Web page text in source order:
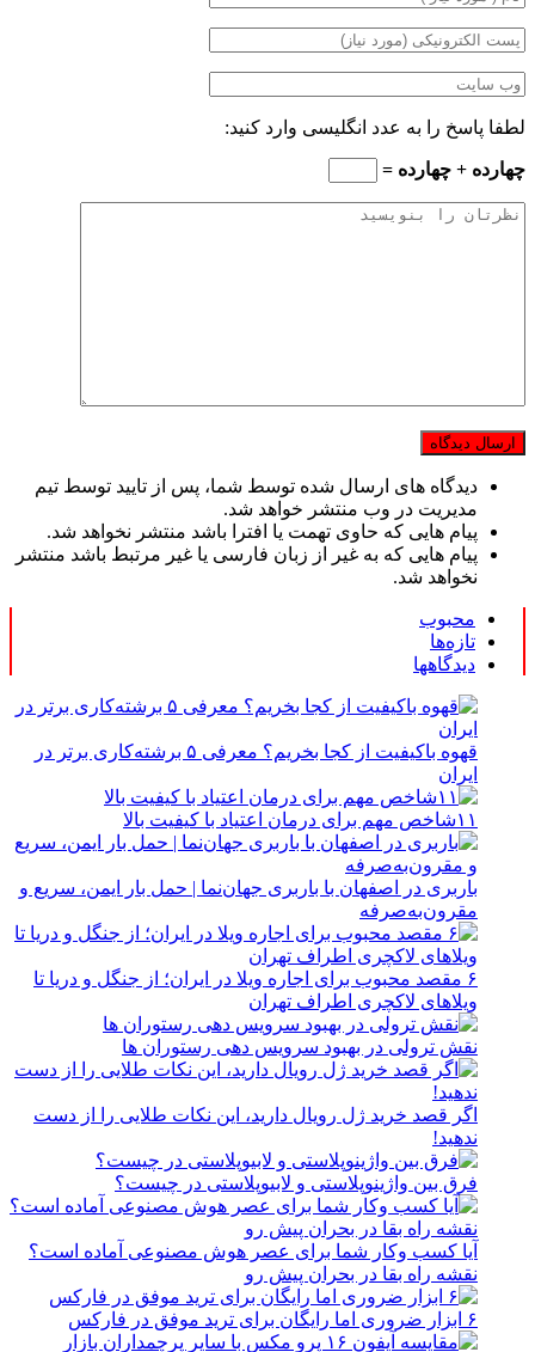
لطفا پاسخ را به عدد انگلیسی وارد کنید:
چهارده + چهارده =
دیدگاه های ارسال شده توسط شما، پس از تایید توسط تیم
مدیریت در وب منتشر خواهد شد.
پیام هایی که حاوی تهمت یا افترا باشد منتشر نخواهد شد.
پیام هایی که به غیر از زبان فارسی یا غیر مرتبط باشد منتشر
نخواهد شد.
محبوب
تازه‌ها
دیدگاهها
قهوه باکیفیت از کجا بخریم؟ معرفی ۵ برشته‌کاری برتر در
ایران
۱۱شاخص مهم برای درمان اعتیاد با کیفیت بالا
باربری در اصفهان با باربری جهان‌نما | حمل بار ایمن، سریع و
مقرون‌به‌صرفه
۶ مقصد محبوب برای اجاره ویلا در ایران؛ از جنگل و دریا تا
ویلاهای لاکچری اطراف تهران
نقش ترولی در بهبود سرویس دهی رستوران ها
اگر قصد خرید ژل رویال دارید، این نکات طلایی را از دست
ندهید!
فرق بین واژینوپلاستی و لابیوپلاستی در چیست؟
آیا کسب وکار شما برای عصر هوش مصنوعی آماده است؟
نقشه راه بقا در بحران پیش رو
۶ ابزار ضروری اما رایگان برای ترید موفق در فارکس